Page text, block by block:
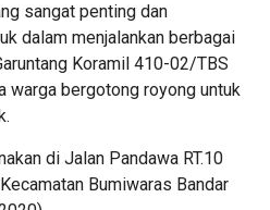
sangat penting dan
dalam menjalankan berbagai
Koramil 410-02/TBS
warga bergotong royong untuk
di Jalan Pandawa RT.10
Bumiwaras Bandar